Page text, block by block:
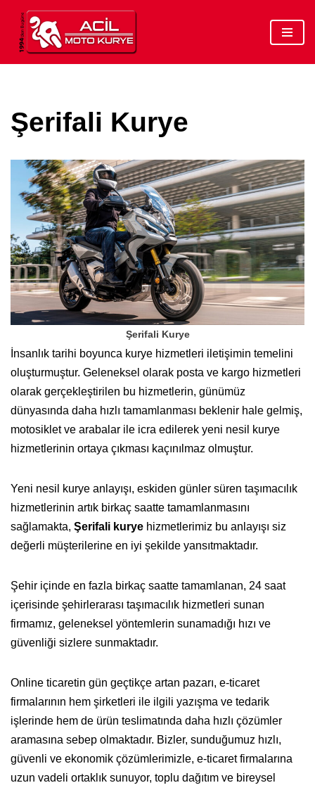
İçeriğe
Şerifali Kurye
Şerifali Kurye
İnsanlık tarihi boyunca kurye hizmetleri iletişimin temelini
oluşturmuştur. Geleneksel olarak posta ve kargo hizmetleri
olarak gerçekleştirilen bu hizmetlerin, günümüz
dünyasında daha hızlı tamamlanması beklenir hale gelmiş,
motosiklet ve arabalar ile icra edilerek yeni nesil kurye
hizmetlerinin ortaya çıkması kaçınılmaz olmuştur.
Yeni nesil kurye anlayışı, eskiden günler süren taşımacılık
hizmetlerinin artık birkaç saatte tamamlanmasını
sağlamakta, Şerifali kurye hizmetlerimiz bu anlayışı siz
değerli müşterilerine en iyi şekilde yansıtmaktadır.
Şehir içinde en fazla birkaç saatte tamamlanan, 24 saat
içerisinde şehirlerarası taşımacılık hizmetleri sunan
firmamız, geleneksel yöntemlerin sunamadığı hızı ve
güvenliği sizlere sunmaktadır.
Online ticaretin gün geçtikçe artan pazarı, e-ticaret
firmalarının hem şirketleri ile ilgili yazışma ve tedarik
işlerinde hem de ürün teslimatında daha hızlı çözümler
aramasına sebep olmaktadır. Bizler, sunduğumuz hızlı,
güvenli ve ekonomik çözümlerimizle, e-ticaret firmalarına
uzun vadeli ortaklık sunuyor, toplu dağıtım ve bireysel